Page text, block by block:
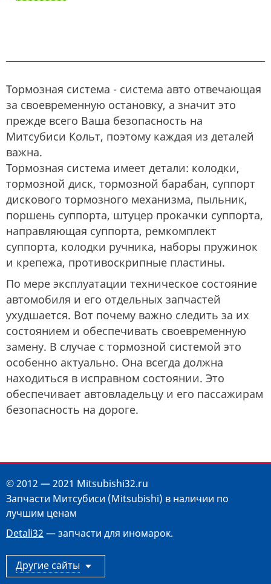
Тормозная система - система авто отвечающая
за своевременную остановку, а значит это
прежде всего Ваша безопасность на
Митсубиси Кольт, поэтому каждая из деталей
важна.
Тормозная система имеет детали: колодки,
тормозной диск, тормозной барабан, суппорт
дискового тормозного механизма, пыльник,
поршень суппорта, штуцер прокачки суппорта,
направляющая суппорта, ремкомплект
суппорта, колодки ручника, наборы пружинок
и крепежа, противоскрипные пластины.
По мере эксплуатации техническое состояние
автомобиля и его отдельных запчастей
ухудшается. Вот почему важно следить за их
состоянием и обеспечивать своевременную
замену. В случае с тормозной системой это
особенно актуально. Она всегда должна
находиться в исправном состоянии. Это
обеспечивает автовладельцу и его пассажирам
безопасность на дороге.
© 2012 — 2021 Mitsubishi32.ru
Запчасти Митсубиси (Mitsubishi) в наличии по
лучшим ценам
Detali32 — запчасти для иномарок.
Другие сайты